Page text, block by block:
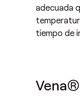
adecuada
tiempo de